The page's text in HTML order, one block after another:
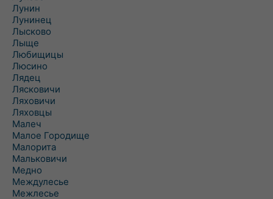
Лунин
Лунинец
Лысково
Лыще
Любищицы
Люсино
Лядец
Лясковичи
Ляховичи
Ляховцы
Малеч
Малое Городище
Малорита
Мальковичи
Медно
Междулесье
Межлесье